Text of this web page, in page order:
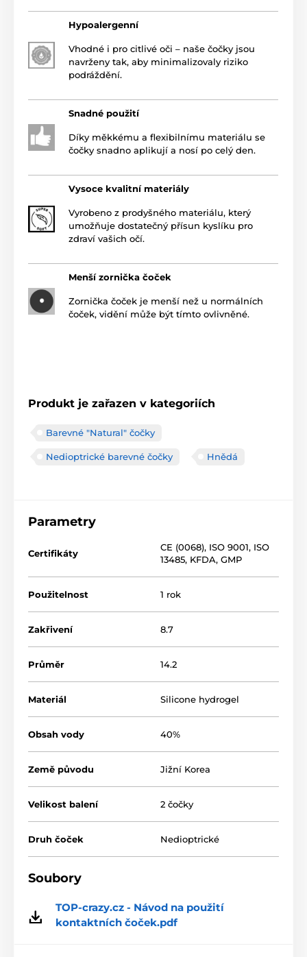
Hypoalergenní
Vhodné i pro citlivé oči – naše čočky jsou
navrženy tak, aby minimalizovaly riziko
podráždění.
Snadné použití
Díky měkkému a flexibilnímu materiálu se
čočky snadno aplikují a nosí po celý den.
Vysoce kvalitní materiály
Vyrobeno z prodyšného materiálu, který
umožňuje dostatečný přísun kyslíku pro
zdraví vašich očí.
Menší zornička čoček
Zornička čoček je menší než u normálních
čoček, vidění může být tímto ovlivněné.
Produkt je zařazen v kategoriích
Barevné "Natural" čočky
Nedioptrické barevné čočky Hnědá
Parametry
Certifikáty
CE (0068), ISO 9001, ISO
13485, KFDA, GMP
Použitelnost 1 rok
Zakřivení 8.7
Průměr 14.2
Materiál Silicone hydrogel
Obsah vody 40%
Země původu Jižní Korea
Velikost balení 2 čočky
Druh čoček Nedioptrické
Soubory
TOP-crazy.cz - Návod na použití
kontaktních čoček.pdf